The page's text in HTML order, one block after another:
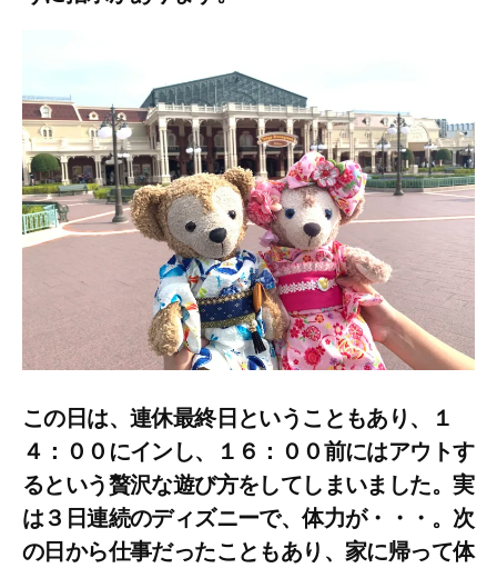
この日は、連休最終日ということもあり、１
４：００にインし、１６：００前にはアウトす
るという贅沢な遊び方をしてしまいました。実
は３日連続のディズニーで、体力が・・・。次
の日から仕事だったこともあり、家に帰って体